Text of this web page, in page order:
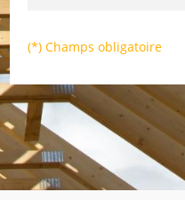
(*) Champs obligatoire